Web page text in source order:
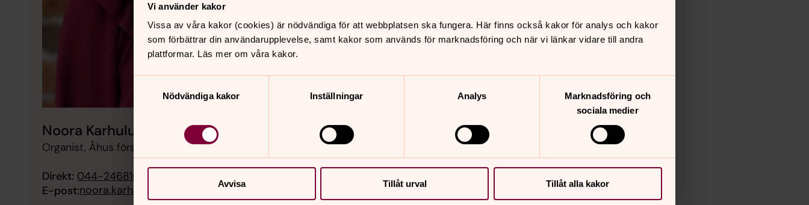
Vi använder kakor
Vissa av våra kakor (cookies) är nödvändiga för att webbplatsen ska fungera. Här finns också kakor för analys och kakor
som förbättrar din användarupplevelse, samt kakor som används för marknadsföring och när vi länkar vidare till andra
plattformar. Läs mer om våra kakor.
Nödvändiga kakor
Inställningar Analys
Marknadsföring och
sociala medier
Avvisa Tillåt urval Tillåt alla kakor
Noora Karhuluoma
Organist, Åhus församling
Direkt: 044-246816
E-post:noora.karhuluoma@svenskakyrkan.se